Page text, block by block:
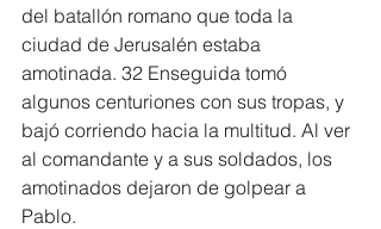
del batallón romano que toda la
ciudad de Jerusalén estaba
amotinada. 32 Enseguida tomó
algunos centuriones con sus tropas, y
bajó corriendo hacia la multitud. Al ver
al comandante y a sus soldados, los
amotinados dejaron de golpear a
Pablo.